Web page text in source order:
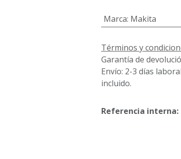
Marca: Makita
Términos y
Garantía de
Envío: 2-3 días
incluido.
Referencia interna: